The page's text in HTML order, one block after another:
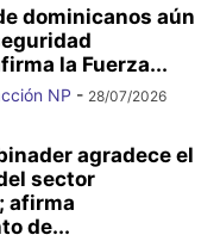
dominicanos aún
la Fuerza...
NP - 28/07/2026
agradece el
sector
afirma
de...